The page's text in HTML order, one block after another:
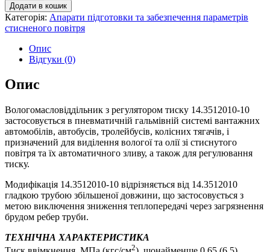
Додати в кошик
Категорія: Апарати підготовки та забезпечення параметрів
стисненого повітря
Опис
Відгуки (0)
Опис
Вологомасловіддільник з регулятором тиску 14.3512010-10
застосовується в пневматичній гальмівній системі вантажних
автомобілів, автобусів, тролейбусів, колісних тягачів, і
призначений для виділення вологої та олії зі стиснутого
повітря та їх автоматичного зливу, а також для регулювання
тиску.
Модифікація 14.3512010-10 відрізняється від 14.3512010
гладкою трубою збільшеної довжини, що застосовується з
метою виключення зниження теплопередачі через загрязнення
брудом ребер труби.
ТЕХНІЧНА ХАРАКТЕРИСТИКА
2